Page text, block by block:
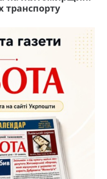
транспорту